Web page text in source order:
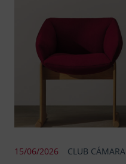
15/06/2026 CLUB CÁMARA